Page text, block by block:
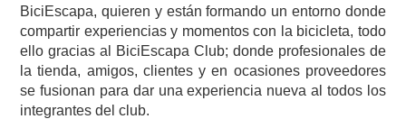
BiciEscapa, quieren y están formando un entorno donde
compartir experiencias y momentos con la bicicleta, todo
ello gracias al BiciEscapa Club; donde profesionales de
la tienda, amigos, clientes y en ocasiones proveedores
se fusionan para dar una experiencia nueva al todos los
integrantes del club.